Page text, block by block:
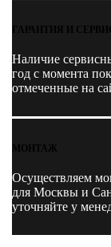
ГАРАНТИЯ И СЕРВИС
Наличие
год с момента
отмеченные на
МОНТАЖ
Осуществляем
для Москвы и
уточняйте у